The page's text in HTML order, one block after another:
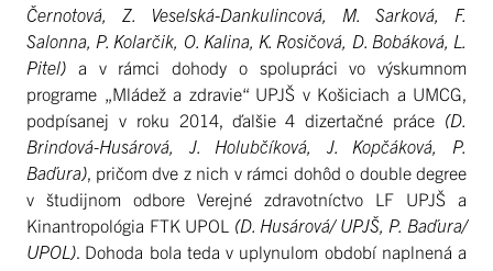
Černotová, Z. Veselská-Dankulincová, M. Sarková, F.
Salonna, P. Kolarčik, O. Kalina, K. Rosičová, D. Bobáková, L.
Pitel) a v rámci dohody o spolupráci vo výskumnom
programe „Mládež a zdravie“ UPJŠ v Košiciach a UMCG,
podpísanej v roku 2014, ďalšie 4 dizertačné práce (D.
Brindová-Husárová, J. Holubčíková, J. Kopčáková, P.
Baďura) , pričom dve z nich v rámci dohôd o double degree
v študijnom odbore Verejné zdravotníctvo LF UPJŠ a
Kinantropológia FTK UPOL (D. Husárová/ UPJŠ, P. Baďura/
UPOL) . Dohoda bola teda v uplynulom období naplnená a